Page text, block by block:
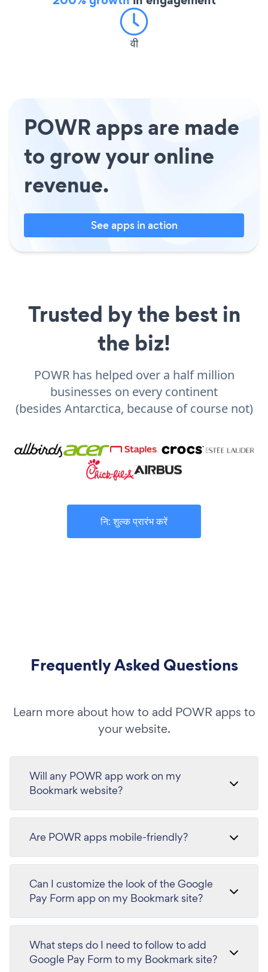
वी
POWR apps are made
to grow your online
revenue.
See apps in action
Trusted by the best in
the biz!
POWR has helped over a half million
businesses on every continent
(besides Antarctica, because of course not)
नि: शुल्क प्रारंभ करें
Frequently Asked Questions
Learn more about how to add POWR apps to
your website.
Will any POWR app work on my
Bookmark website?
Are POWR apps mobile-friendly?
Can I customize the look of the Google
Pay Form app on my Bookmark site?
What steps do I need to follow to add
Google Pay Form to my Bookmark site?